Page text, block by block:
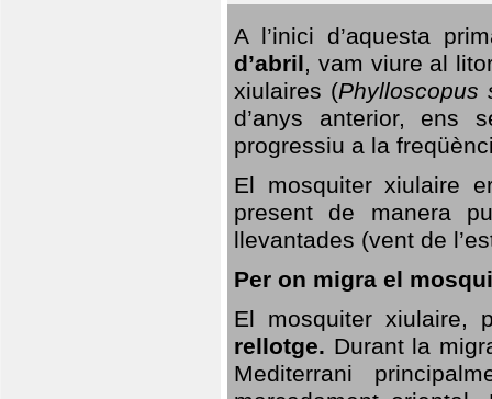
A l’inici d’aquesta
d’abril, vam viure al
xiulaires (Phylloscopus
d’anys anterior, ens
progressiu a la
El mosquiter xiulaire
present de manera
llevantades (vent de
Per on migra el
El mosquiter xiulaire,
rellotge. Durant la
Mediterrani